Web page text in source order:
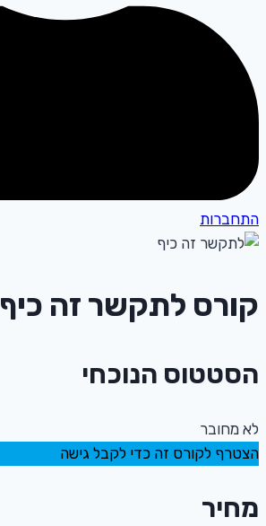
התחברות
קורס לתקשר זה כיף
הסטטוס הנוכחי
לא מחובר
הצטרף לקורס זה כדי לקבל גישה
מחיר